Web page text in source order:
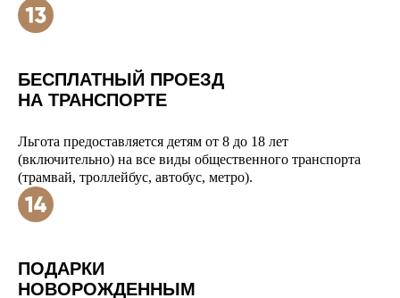
БЕСПЛАТНЫЙ ПРОЕЗД
НА ТРАНСПОРТЕ
Льгота предоставляется детям от 8 до 18 лет
(включительно) на все виды общественного транспорта
(трамвай, троллейбус, автобус, метро).
ПОДАРКИ
НОВОРОЖДЕННЫМ